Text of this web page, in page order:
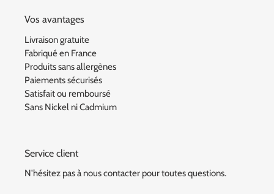
Vos avantages
Livraison gratuite
Fabriqué en France
Produits sans allergènes
Paiements sécurisés
Satisfait ou remboursé
Sans Nickel ni Cadmium
Service client
N'hésitez pas à nous contacter pour toutes questions.